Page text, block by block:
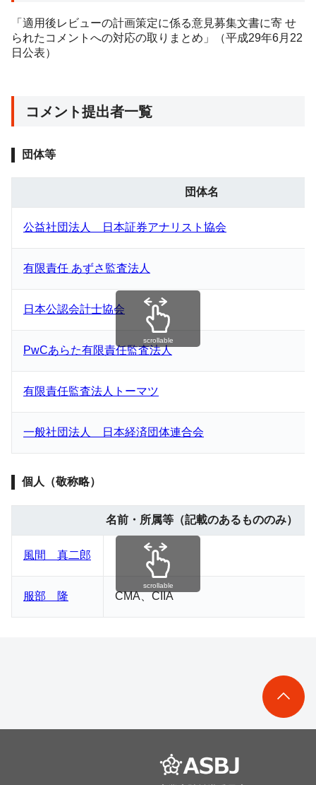
「適用後レビューの計画策定に係る意見募集文書に寄 せ
られたコメントへの対応の取りまとめ」（平成29年6月22
日公表）
コメント提出者一覧
団体等
団体名
公益社団法人 日本証券アナリスト協会
有限責任 あずさ監査法人
日本公認会計士協会
PwCあらた有限責任監査法人
有限責任監査法人トーマツ
一般社団法人 日本経済団体連合会
scrollable
個人（敬称略）
名前・所属等（記載のあるもののみ）
風間 真二郎
服部 隆 CMA、CIIA
scrollable